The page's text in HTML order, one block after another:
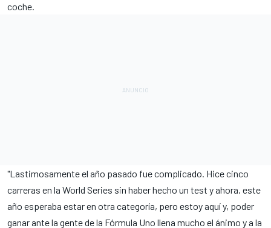
coche.
"Lastimosamente el año pasado fue complicado. Hice cinco
carreras en la World Series sin haber hecho un test y ahora, este
año esperaba estar en otra categoría, pero estoy aquí y, poder
ganar ante la gente de la Fórmula Uno llena mucho el ánimo y a la